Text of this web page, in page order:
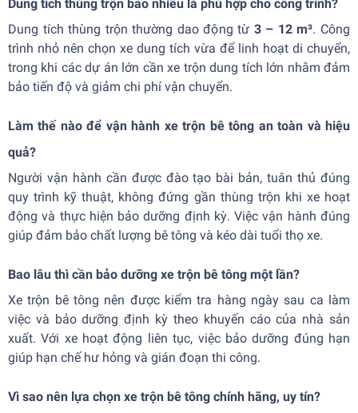
Dung tích thùng trộn bao nhiêu là phù hợp cho công trình?
Dung tích thùng trộn thường dao động từ 3 – 12 m³. Công
trình nhỏ nên chọn xe dung tích vừa để linh hoạt di chuyển,
trong khi các dự án lớn cần xe trộn dung tích lớn nhằm đảm
bảo tiến độ và giảm chi phí vận chuyển.
Làm thế nào để vận hành xe trộn bê tông an toàn và hiệu
quả?
Người vận hành cần được đào tạo bài bản, tuân thủ đúng
quy trình kỹ thuật, không đứng gần thùng trộn khi xe hoạt
động và thực hiện bảo dưỡng định kỳ. Việc vận hành đúng
giúp đảm bảo chất lượng bê tông và kéo dài tuổi thọ xe.
Bao lâu thì cần bảo dưỡng xe trộn bê tông một lần?
Xe trộn bê tông nên được kiểm tra hàng ngày sau ca làm
việc và bảo dưỡng định kỳ theo khuyến cáo của nhà sản
xuất. Với xe hoạt động liên tục, việc bảo dưỡng đúng hạn
giúp hạn chế hư hỏng và gián đoạn thi công.
Vì sao nên lựa chọn xe trộn bê tông chính hãng, uy tín?